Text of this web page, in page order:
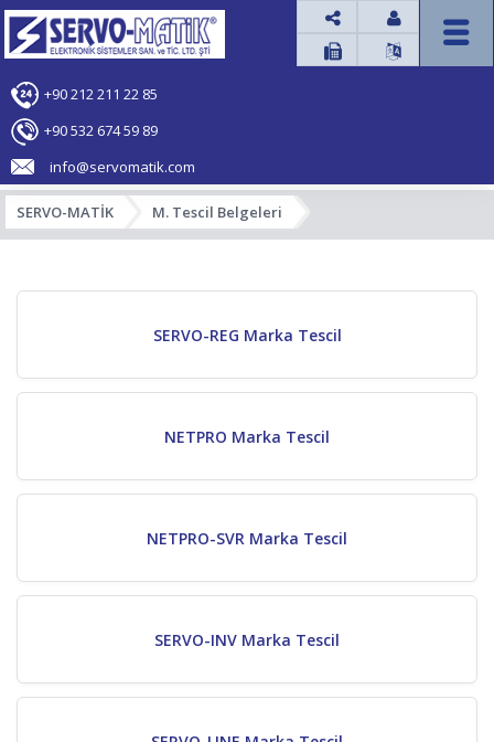




+90 212 211 22 85
+90 532 674 59 89
info@servomatik.com
SERVO-MATİK M. Tescil Belgeleri
SERVO-REG Marka Tescil
NETPRO Marka Tescil
NETPRO-SVR Marka Tescil
SERVO-INV Marka Tescil